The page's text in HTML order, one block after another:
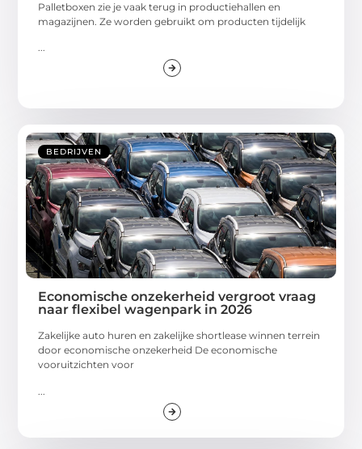
Palletboxen zie je vaak terug in productiehallen en
magazijnen. Ze worden gebruikt om producten tijdelijk
...
BEDRIJVEN
Economische onzekerheid vergroot vraag
naar flexibel wagenpark in 2026
Zakelijke auto huren en zakelijke shortlease winnen terrein
door economische onzekerheid De economische
vooruitzichten voor